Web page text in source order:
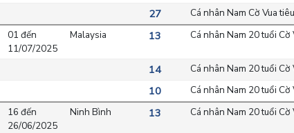
27 Cá nhân Nam Cờ Vua
01 đến
11/07/2025
Malaysia 13 Cá nhân Nam 20 tuổi Cờ
14 Cá nhân Nam 20 tuổi Cờ
10 Cá nhân Nam 20 tuổi Cờ
16 đến
26/06/2025
Ninh Bình 13 Cá nhân Nam 20 tuổi Cờ